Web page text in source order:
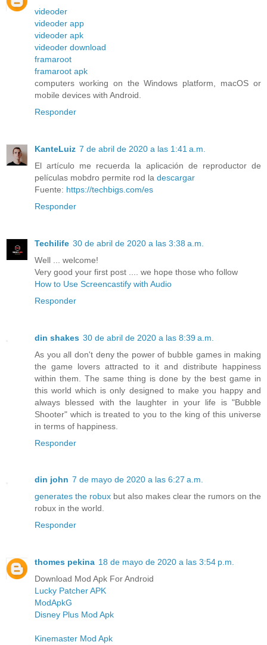
videoder
videoder app
videoder apk
videoder download
framaroot
framaroot apk
computers working on the Windows platform, macOS or
mobile devices with Android.
Responder
KanteLuiz 7 de abril de 2020 a las 1:41 a.m.
El artículo me recuerda la aplicación de reproductor de
películas mobdro permite rod la descargar
Fuente: https://techbigs.com/es
Responder
Techilife 30 de abril de 2020 a las 3:38 a.m.
Well ... welcome!
Very good your first post .... we hope those who follow
How to Use Screencastify with Audio
Responder
din shakes 30 de abril de 2020 a las 8:39 a.m.
As you all don't deny the power of bubble games in making
the game lovers attracted to it and distribute happiness
within them. The same thing is done by the best game in
this world which is only designed to make you happy and
always blessed with the laughter in your life is "Bubble
Shooter" which is treated to you to the king of this universe
in terms of happiness.
Responder
din john 7 de mayo de 2020 a las 6:27 a.m.
generates the robux but also makes clear the rumors on the
robux in the world.
Responder
thomes pekina 18 de mayo de 2020 a las 3:54 p.m.
Download Mod Apk For Android
Lucky Patcher APK
ModApkG
Disney Plus Mod Apk
Kinemaster Mod Apk